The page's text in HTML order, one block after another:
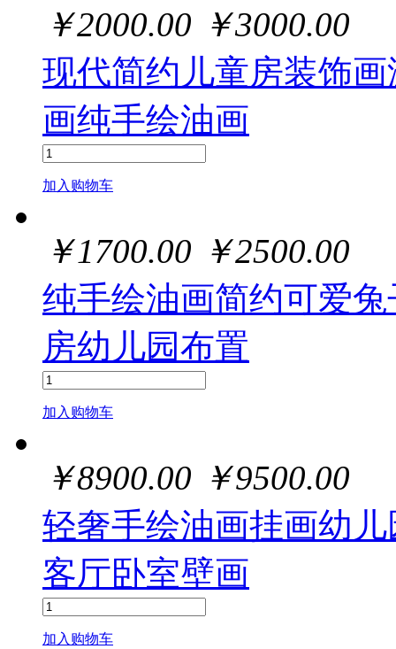
￥2000.00 ￥3000.00
现代简约儿童房装饰
画纯手绘油画
加入购物车
￥1700.00 ￥2500.00
纯手绘油画简约可爱
房幼儿园布置
加入购物车
￥8900.00 ￥9500.00
轻奢手绘油画挂画幼
客厅卧室壁画
加入购物车